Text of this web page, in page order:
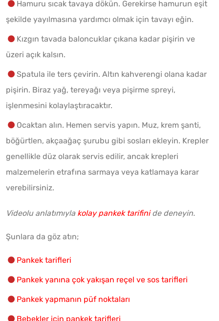
Hamuru sıcak tavaya dökün. Gerekirse hamurun eşit
şekilde yayılmasına yardımcı olmak için tavayı eğin.
Kızgın tavada baloncuklar çıkana kadar pişirin ve
üzeri açık kalsın.
Spatula ile ters çevirin. Altın kahverengi olana kadar
pişirin. Biraz yağ, tereyağı veya pişirme spreyi,
işlenmesini kolaylaştıracaktır.
Ocaktan alın. Hemen servis yapın. Muz, krem şanti,
böğürtlen, akçaağaç şurubu gibi sosları ekleyin. Krepler
genellikle düz olarak servis edilir, ancak krepleri
malzemelerin etrafına sarmaya veya katlamaya karar
verebilirsiniz.
Videolu anlatımıyla kolay pankek tarifinide deneyin.
Şunlara da göz atın;
Pankek tarifleri
Pankek yanına çok yakışan reçel ve sos tarifleri
Pankek yapmanın püf noktaları
Bebekler için pankek tarifleri